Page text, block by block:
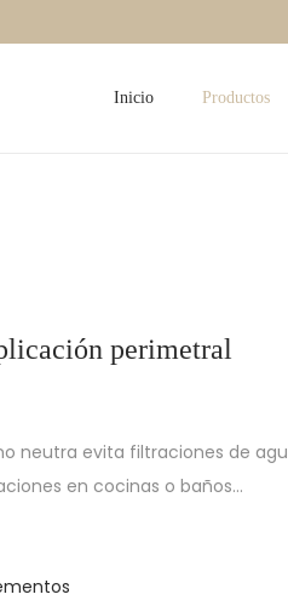
Inicio Productos
perimetral
neutra evita filtraciones de
en cocinas o baños…